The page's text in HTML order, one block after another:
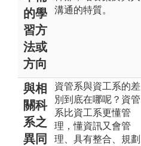
的學
習方
法或
方向
溝通的特質。
與相
關科
系之
異同
資管系與資工系的差
別到底在哪呢？資管
系比資工系更懂管
理，懂資訊又會管
理、具有整合、規劃